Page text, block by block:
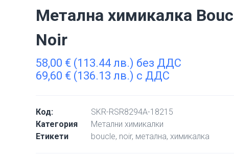
Метална химикалка
Noir
58,00 € (113.44 лв.) без ДДС
69,60 € (136.13 лв.) с ДДС
Код:
SKR-RSR8294A-18215
Категория
Метални химикалки
Етикети
boucle, noir, метална,химикалка